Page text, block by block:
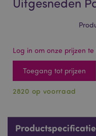
Log in om onze prijzen te
Toegang tot prijzen
2820 op voorraad